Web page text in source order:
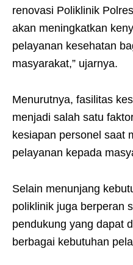
renovasi Poliklinik
akan meningkatkan
pelayanan kesehatan
masyarakat,” ujarnya.
Menurutnya, fasilitas
menjadi salah satu
kesiapan personel saat
pelayanan kepada
Selain menunjang
poliklinik juga berperan
pendukung yang dapat
berbagai kebutuhan